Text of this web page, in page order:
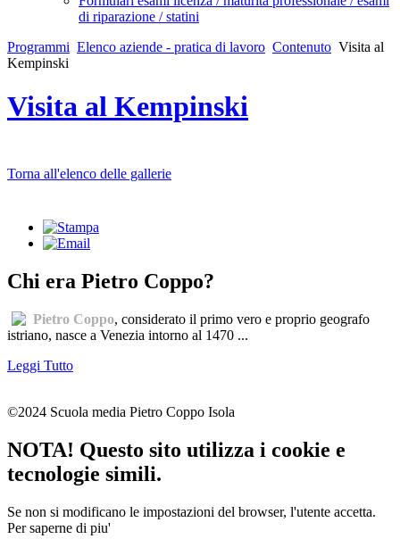
di riparazione / statini
Programmi Elenco aziende - pratica di lavoro Contenuto Visita al
Kempinski
Visita al Kempinski
Torna all'elenco delle gallerie
Chi era Pietro Coppo?
Pietro Coppo, considerato il primo vero e proprio geografo
istriano, nasce a Venezia intorno al 1470 ...
Leggi Tutto
©2024 Scuola media Pietro Coppo Isola
NOTA! Questo sito utilizza i cookie e
tecnologie simili.
Se non si modificano le impostazioni del browser, l'utente accetta.
Per saperne di piu'